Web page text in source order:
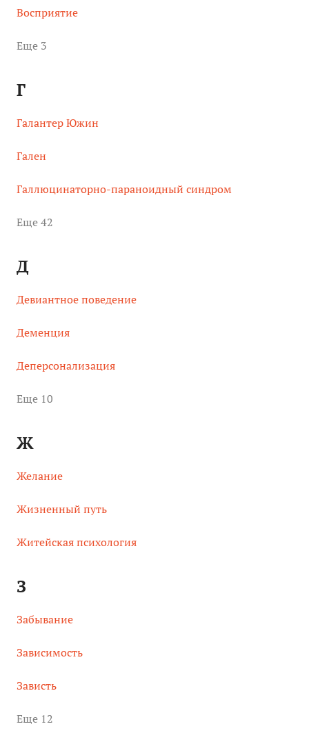
Восприятие
Eще 3
Г
Галантер Южин
Гален
Галлюцинаторно-параноидный синдром
Eще 42
Д
Девиантное поведение
Деменция
Деперсонализация
Eще 10
Ж
Желание
Жизненный путь
Житейская психология
З
Забывание
Зависимость
Зависть
Eще 12